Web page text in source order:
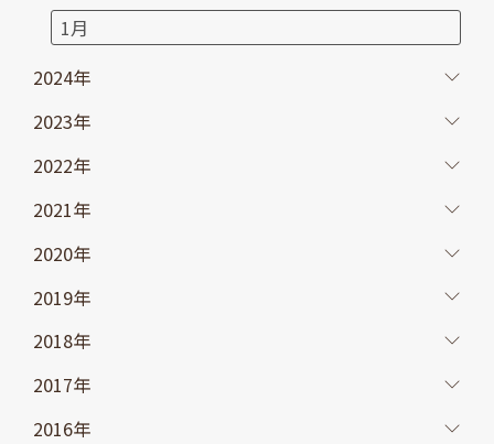
1月
2024年
2023年
2022年
2021年
2020年
2019年
2018年
2017年
2016年